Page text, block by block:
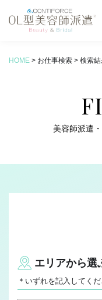
OL
HOME > お仕事検索 > 検索
美容師派遣
エリアから選
＊いずれを記入してく